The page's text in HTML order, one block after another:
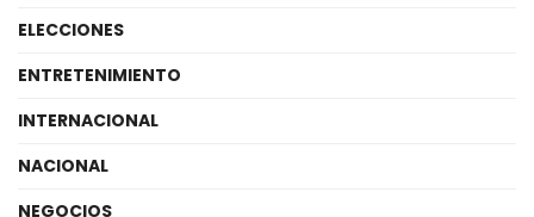
ELECCIONES
ENTRETENIMIENTO
INTERNACIONAL
NACIONAL
NEGOCIOS